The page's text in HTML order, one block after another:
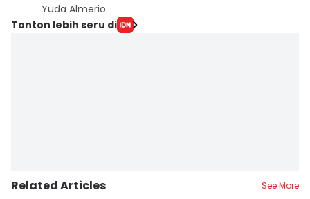
Yuda Almerio
Tonton lebih seru di
Related Articles See More